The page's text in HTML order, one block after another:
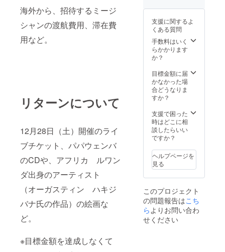
海外から、招待するミージ
シャンの渡航費用、滞在費
用など。
リターンについて
12月28日（土）開催のライ
ブチケット、 パパウェンバ
のCDや、アフリカ ルワン
ダ出身のアーティスト
（オーガスティン ハキジ
バナ氏の作品）の絵画な
ど。
※目標金額を達成しなくて
スのサ
なって
おりま
す。）
アフリ
カアー
ト 絵
画
（ビッ
グサイ
約
27x21 ※
絵画に
ついて
ちらで
選ばさ
せて頂
きま
真は、
イメー
ジにな
りま
す。
支援に関するよ
くある質問
手数料はいく
らかかります
か？
目標金額に届
かなかった場
合どうなりま
すか？
支援で困った
時はどこに相
談したらいい
ですか？
ヘルプページを
見る
このプロジェクト
の問題報告はこち
ら よりお問い合わ
せください